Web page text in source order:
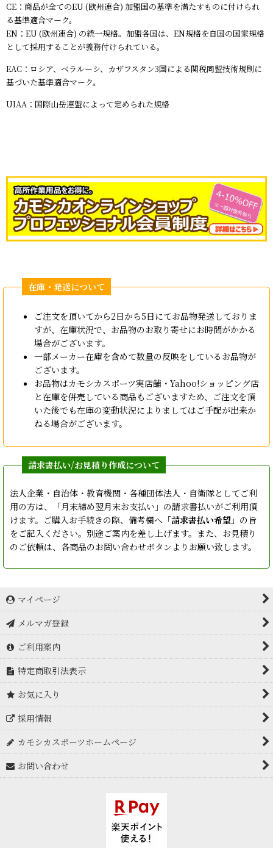
CE：商品が全てのEU (欧州連合) 加盟国の基準を満たすものに付けられ
る基準適合マーク。
EN：EU (欧州連合) の統一規格。加盟各国は、EN規格を自国の国家規格
として採用することが義務付けられている。
EAC：ロシア、ベラルーシ、カザフスタン3国による関税同盟技術規則に
基づいた基準適合マーク。
UIAA：国際山岳連盟によって定められた規格
ご注文を頂いてから2日から5日にてお品物発送しておりま
すが、在庫状況で、お品物のお取り寄せにお時間がかかる
場合がございます。
一部メーカー在庫を含めて数量の反映をしているお品物が
ございます。
お品物はカモシカスポーツ実店舗・Yahoo!ショッピング店
と在庫を併売している商品もございますため、ご注文を頂
いた後でも在庫の変動状況によりましてはご手配が出来か
ねる場合がございます。
法人企業・自治体・教育機関・各種団体法人・自衛隊としてご利
用の方は、「月末締め翌月末お支払い」の請求書払いがご利用頂
けます。ご購入お手続きの際、備考欄へ「請求書払い希望 」の旨
をご記入ください。別途ご案内を差し上げます。また、お見積り
のご依頼は、各商品のお問い合わせボタンよりお願い致します。
マイページ
メルマガ登録
ご利用案内
特定商取引法表示
お気に入り
採用情報
カモシカスポーツホームページ
お問い合わせ